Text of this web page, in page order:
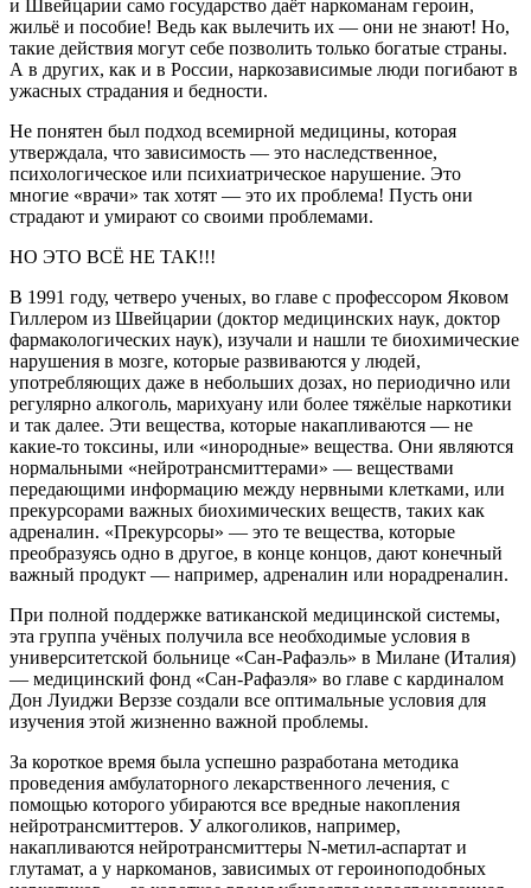
и Швейцарии само государство даёт наркоманам героин,
жильё и пособие! Ведь как вылечить их — они не знают! Но,
такие действия могут себе позволить только богатые страны.
А в других, как и в России, наркозависимые люди погибают в
ужасных страдания и бедности.
Не понятен был подход всемирной медицины, которая
утверждала, что зависимость — это наследственное,
психологическое или психиатрическое нарушение. Это
многие «врачи» так хотят — это их проблема! Пусть они
страдают и умирают со своими проблемами.
НО ЭТО ВСЁ НЕ ТАК!!!
В 1991 году, четверо ученых, во главе с профессором Яковом
Гиллером из Швейцарии (доктор медицинских наук, доктор
фармакологических наук), изучали и нашли те биохимические
нарушения в мозге, которые развиваются у людей,
употребляющих даже в небольших дозах, но периодично или
регулярно алкоголь, марихуану или более тяжёлые наркотики
и так далее. Эти вещества, которые накапливаются — не
какие-то токсины, или «инородные» вещества. Они являются
нормальными «нейротрансмиттерами» — веществами
передающими информацию между нервными клетками, или
прекурсорами важных биохимических веществ, таких как
адреналин. «Прекурсоры» — это те вещества, которые
преобразуясь одно в другое, в конце концов, дают конечный
важный продукт — например, адреналин или норадреналин.
При полной поддержке ватиканской медицинской системы,
эта группа учёных получила все необходимые условия в
университетской больнице «Сан-Рафаэль» в Милане (Италия)
— медицинский фонд «Сан-Рафаэля» во главе с кардиналом
Дон Луиджи Верззе создали все оптимальные условия для
изучения этой жизненно важной проблемы.
За короткое время была успешно разработана методика
проведения амбулаторного лекарственного лечения, с
помощью которого убираются все вредные накопления
нейротрансмиттеров. У алкоголиков, например,
накапливаются нейротрансмиттеры N-метил-аспартат и
глутамат, а у наркоманов, зависимых от героиноподобных